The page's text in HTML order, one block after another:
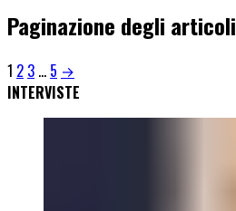
Paginazione degli articoli
1 2 3 … 5 →
INTERVISTE